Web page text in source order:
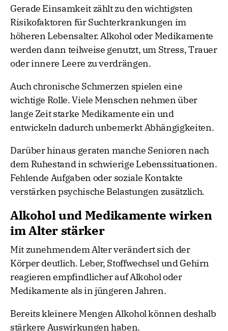
Gerade Einsamkeit zählt zu den wichtigsten
Risikofaktoren für Suchterkrankungen im
höheren Lebensalter. Alkohol oder Medikamente
werden dann teilweise genutzt, um Stress, Trauer
oder innere Leere zu verdrängen.
Auch chronische Schmerzen spielen eine
wichtige Rolle. Viele Menschen nehmen über
lange Zeit starke Medikamente ein und
entwickeln dadurch unbemerkt Abhängigkeiten.
Darüber hinaus geraten manche Senioren nach
dem Ruhestand in schwierige Lebenssituationen.
Fehlende Aufgaben oder soziale Kontakte
verstärken psychische Belastungen zusätzlich.
Alkohol und Medikamente wirken
im Alter stärker
Mit zunehmendem Alter verändert sich der
Körper deutlich. Leber, Stoffwechsel und Gehirn
reagieren empfindlicher auf Alkohol oder
Medikamente als in jüngeren Jahren.
Bereits kleinere Mengen Alkohol können deshalb
stärkere Auswirkungen haben.